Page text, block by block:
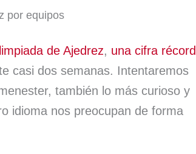
por equipos
de Ajedrez, una cifra récord
casi dos semanas. Intentaremos
también lo más curioso y
idioma nos preocupan de forma